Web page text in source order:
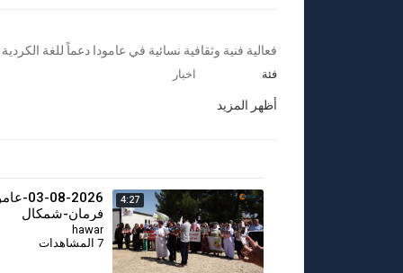
⁣فعالية فنية وثقافية نسائية في عامودا دعماً للغة الكردية
فئة اخبار
أظهر المزيد
4:27
03-08-
فرمان-شمكال
hawar
7 المشاهدات